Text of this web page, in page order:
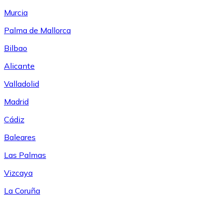
Murcia
Palma de Mallorca
Bilbao
Alicante
Valladolid
Madrid
Cádiz
Baleares
Las Palmas
Vizcaya
La Coruña